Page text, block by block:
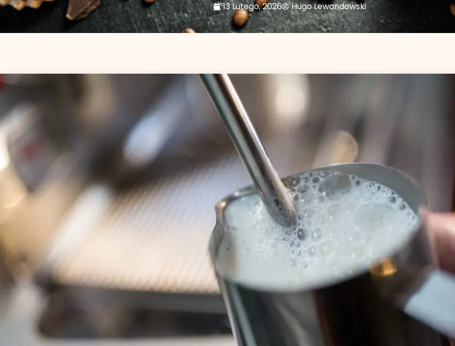
13 Lutego, 2026 Hugo Lewandowski